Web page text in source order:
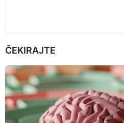
ČEKIRAJTE